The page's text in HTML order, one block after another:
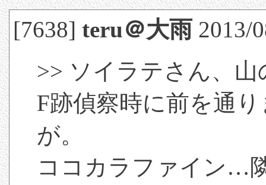
[7638]teru＠大雨 2013/
>> ソイラテさん、
F跡偵察時に前を通
が。
ココカラファイン…